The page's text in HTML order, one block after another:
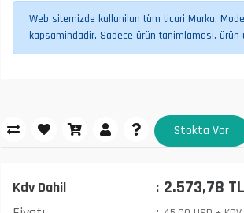
Web sitemizde kullanilan tüm ticari Marka,
kapsamindadir. Sadece ürün tanimlamasi,
Stokta Var
Kdv Dahil 2.573,78 TL